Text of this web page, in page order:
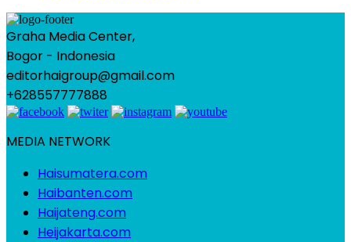
Graha Media Center,
Bogor - Indonesia
editorhaigroup@gmail.com
+628557777888
MEDIA NETWORK
Haisumatera.com
Haibanten.com
Haijateng.com
Heijakarta.com